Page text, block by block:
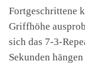
Fortgeschrittene
Griffhöhe
sich das 7-3-
Sekunden